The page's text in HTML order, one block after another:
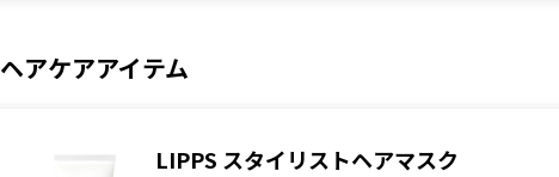
ヘアケアアイテム
LIPPS スタイリストヘアマスク